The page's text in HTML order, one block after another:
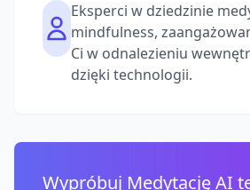
Eksperci w dziedzinie
mindfulness,
Ci w odnalezieniu
dzięki technologii.
Wypróbuj Medytację AI